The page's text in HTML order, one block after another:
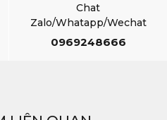
Chat
Zalo/Whatapp/Wechat
0969248666